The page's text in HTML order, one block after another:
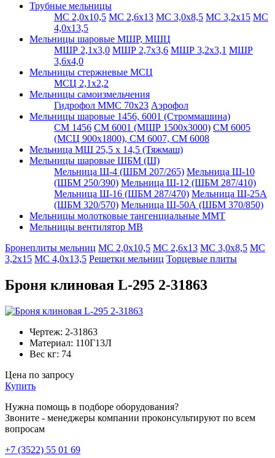
Трубные мельницы
МС 2,0х10,5 МС 2,6х13 МС 3,0х8,5 МС 3,2х15 МС
4,0х13,5
Мельницы шаровые МШР, МШЦ
МШР 2,1х3,0 МШР 2,7х3,6 МШР 3,2х3,1 МШР
3,6х4,0
Мельницы стержневые МСЦ
МСЦ 2,1х2,2
Мельницы самоизмельчения
Гидрофол ММС 70х23 Аэрофол
Мельницы шаровые 1456, 6001 (Строммашина)
СМ 1456 СМ 6001 (МШР 1500х3000) СМ 6005
(МСЦ 900х1800), СМ 6007, СМ 6008
Мельница МШ 25,5 х 14,5 (Тяжмаш)
Мельницы шаровые ШБМ (Ш)
Мельница Ш-4 (ШБМ 207/265) Мельница Ш-10
(ШБМ 250/390) Мельница Ш-12 (ШБМ 287/410)
Мельница Ш-16 (ШБМ 287/470) Мельница Ш-25А
(ШБМ 320/570) Мельница Ш-50А (ШБМ 370/850)
Мельницы молотковые тангенциальные ММТ
Мельницы вентилятор МВ
Бронеплиты мельниц МС 2,0х10,5 МС 2,6х13 МС 3,0х8,5 МС
3,2х15 МС 4,0х13,5 Решетки мельниц Торцевые плиты
Броня клиновая L-295 2-31863
Чертеж: 2-31863
Материал: 110Г13Л
Вес кг: 74
Цена по запросу
Купить
Нужна помощь в подборе оборудования?
Звоните - менеджеры компании проконсультируют по всем
вопросам
+7 (3522) 55 01 69